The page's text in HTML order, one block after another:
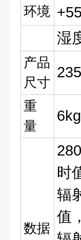
环境
湿
产品
尺寸
重
量
6kg
数据
时
辐
值